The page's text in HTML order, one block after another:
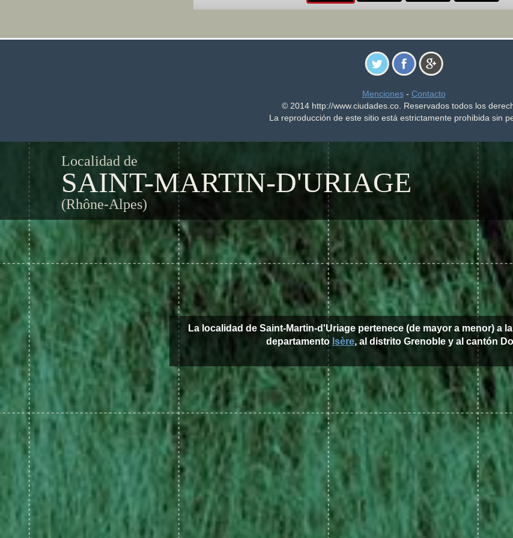
Menciones- Contacto
© 2014 http://www.ciudades.co. Reservados todos los
La reproducción de este sitio está estrictamente prohibida sin
Localidad de
SAINT-MARTIN-D'URIAGE
(Rhône-Alpes)
La localidad de Saint-Martin-d'Uriage pertenece (de mayor a menor) a
departamento Isère, al distrito Grenoble y al cantón